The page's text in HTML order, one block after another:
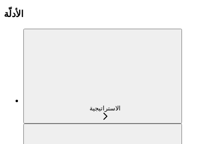
الأدلّة
الاستراتيجية